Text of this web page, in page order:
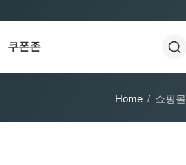
쿠폰존
Home 쇼핑몰